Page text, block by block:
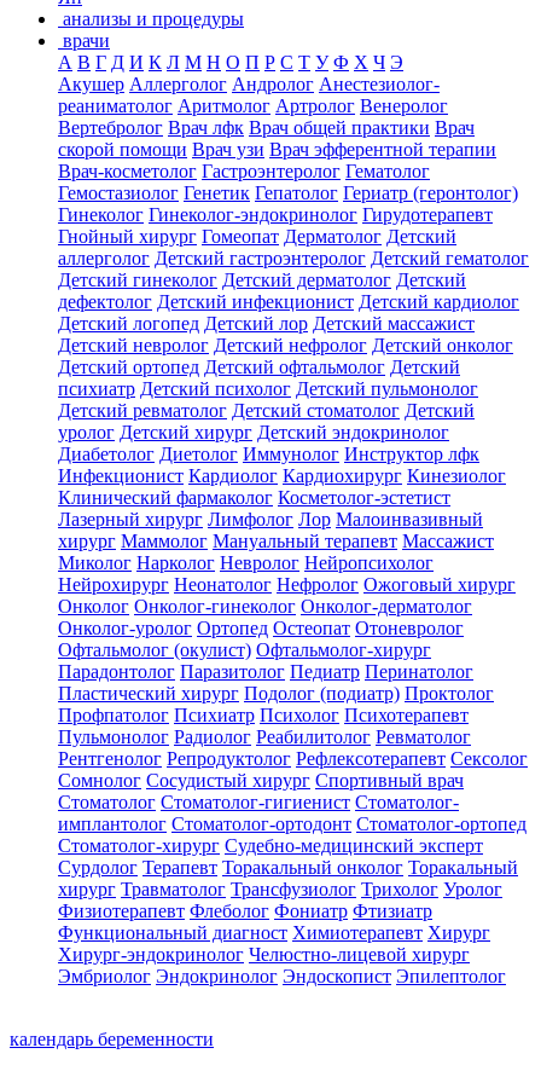
анализы и процедуры
врачи
А В Г Д И К Л М Н О П Р С Т У Ф Х Ч Э
Акушер Аллерголог Андролог Анестезиолог-
реаниматолог Аритмолог Артролог Венеролог
Вертебролог Врач лфк Врач общей практики Врач
скорой помощи Врач узи Врач эфферентной терапии
Врач-косметолог Гастроэнтеролог Гематолог
Гемостазиолог Генетик Гепатолог Гериатр (геронтолог)
Гинеколог Гинеколог-эндокринолог Гирудотерапевт
Гнойный хирург Гомеопат Дерматолог Детский
аллерголог Детский гастроэнтеролог Детский гематолог
Детский гинеколог Детский дерматолог Детский
дефектолог Детский инфекционист Детский кардиолог
Детский логопед Детский лор Детский массажист
Детский невролог Детский нефролог Детский онколог
Детский ортопед Детский офтальмолог Детский
психиатр Детский психолог Детский пульмонолог
Детский ревматолог Детский стоматолог Детский
уролог Детский хирург Детский эндокринолог
Диабетолог Диетолог Иммунолог Инструктор лфк
Инфекционист Кардиолог Кардиохирург Кинезиолог
Клинический фармаколог Косметолог-эстетист
Лазерный хирург Лимфолог Лор Малоинвазивный
хирург Маммолог Мануальный терапевт Массажист
Миколог Нарколог Невролог Нейропсихолог
Нейрохирург Неонатолог Нефролог Ожоговый хирург
Онколог Онколог-гинеколог Онколог-дерматолог
Онколог-уролог Ортопед Остеопат Отоневролог
Офтальмолог (окулист) Офтальмолог-хирург
Парадонтолог Паразитолог Педиатр Перинатолог
Пластический хирург Подолог (подиатр) Проктолог
Профпатолог Психиатр Психолог Психотерапевт
Пульмонолог Радиолог Реабилитолог Ревматолог
Рентгенолог Репродуктолог Рефлексотерапевт Сексолог
Сомнолог Сосудистый хирург Спортивный врач
Стоматолог Стоматолог-гигиенист Стоматолог-
имплантолог Стоматолог-ортодонт Стоматолог-ортопед
Стоматолог-хирург Судебно-медицинский эксперт
Сурдолог Терапевт Торакальный онколог Торакальный
хирург Травматолог Трансфузиолог Трихолог Уролог
Физиотерапевт Флеболог Фониатр Фтизиатр
Функциональный диагност Химиотерапевт Хирург
Хирург-эндокринолог Челюстно-лицевой хирург
Эмбриолог Эндокринолог Эндоскопист Эпилептолог
календарь беременности